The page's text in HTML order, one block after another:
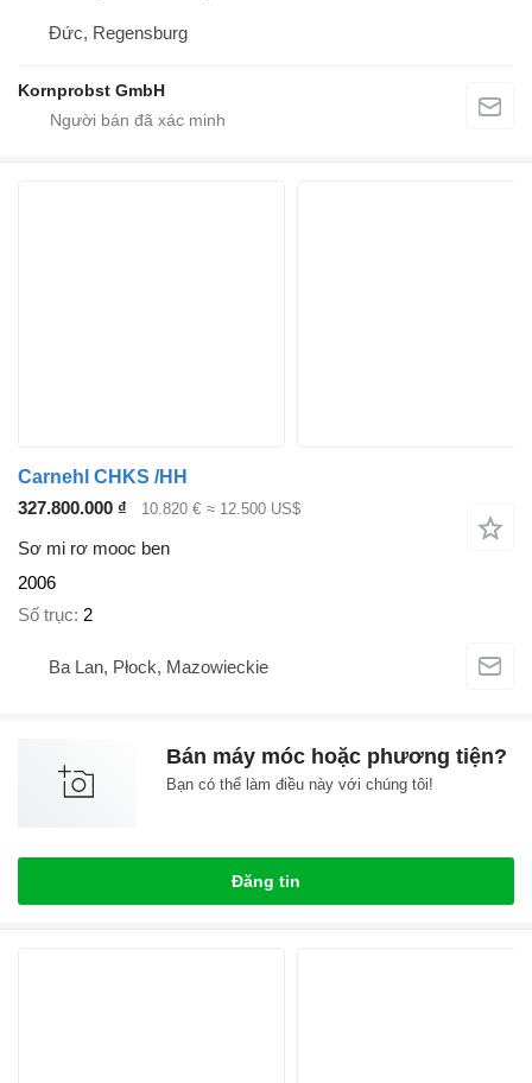
Đức, Regensburg
Kornprobst GmbH
Carnehl CHKS /HH
327.800.000 ₫
10.820 € ≈ 12.500 US$
Sơ mi rơ mooc ben
2006
Số trục 2
Ba Lan, Płock, Mazowieckie
Bán máy móc hoặc phương tiện?
Bạn có thể làm điều này với chúng tôi!
Đăng tin